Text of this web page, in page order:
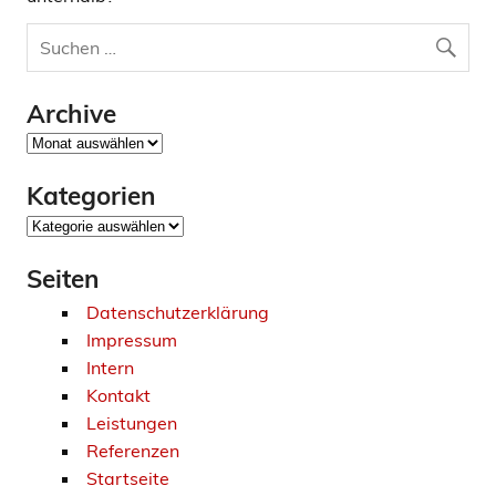
Archive
Archive
Kategorien
Kategorien
Seiten
Datenschutzerklärung
Impressum
Intern
Kontakt
Leistungen
Referenzen
Startseite